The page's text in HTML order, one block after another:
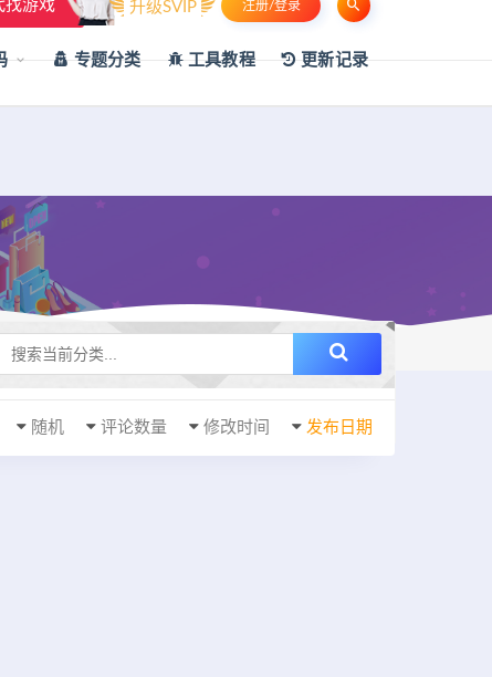
热门标签 资源专题 资源存档
找游戏 升级SVIP 注册/登录
专题分类 工具教程 更新记录
发布日期
修改时间
评论数量
随机